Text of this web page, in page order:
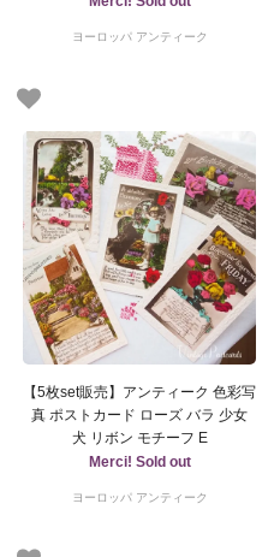
ヨーロッパ アンティーク
【5枚set販売】アンティーク 色彩写
真 ポストカード ローズ バラ 少女
犬 リボン モチーフ E
Merci! Sold out
ヨーロッパ アンティーク